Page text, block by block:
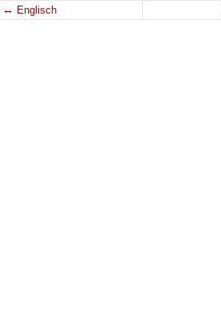
↔ Englisch